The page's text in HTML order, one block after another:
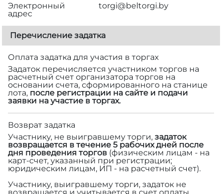
Электронный
адрес
torgi@beltorgi.by
Перечисление задатка
Оплата задатка для участия в торгах
Задаток перечисляется участником торгов на
расчетный счет организатора торгов на
основании счета, сформированного на станице
лота, после регистрации на сайте и подачи
заявки на участие в торгах.
Возврат задатка
Участнику, не выигравшему торги, задаток
возвращается в течение 5 рабочих дней после
дня проведения торгов (физическим лицам - на
карт-счет, указанный при регистрации;
юридическим лицам, ИП - на расчетный счет).
Участнику, выигравшему торги, задаток не
возвращается и учитывается в счет оплаты